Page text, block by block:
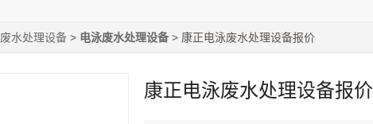
废水处理设备 > 电泳废水处理设备 > 康正电泳废水处理设备报价
康正电泳废水处理设备报价